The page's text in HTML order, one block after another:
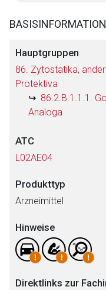
Hauptgruppen
86. Zytostatika,
Protektiva
86.2.B.1.1.1.
Analoga
ATC
L02AE04
Produkttyp
Arzneimittel
Hinweise
Direktlinks zur